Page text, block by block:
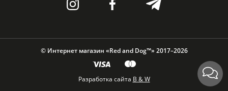
Разработка сайта B & W
© Интернет магазин «Red and Dog™» 2017–2026